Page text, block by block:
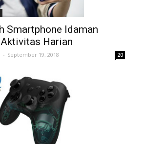
Smartphone Idaman
Harian
- September 19, 2018 20